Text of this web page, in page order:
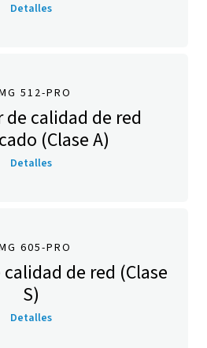
Detalles
512-PRO
calidad de red
(Clase A)
Detalles
605-PRO
de red (Clase
S)
Detalles